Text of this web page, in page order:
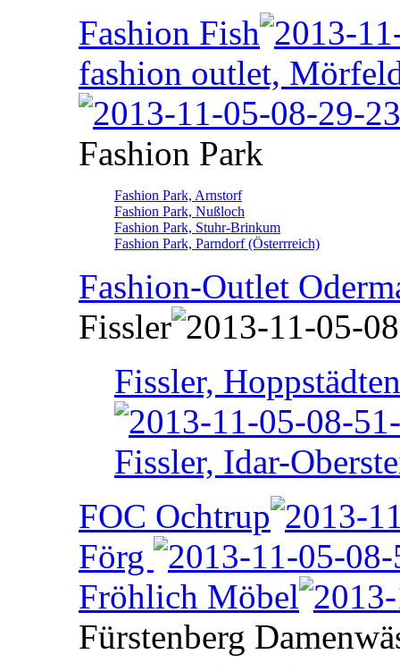
Fashion Fish
fashion outlet,
Fashion Park
Fashion Park, Arnstorf
Fashion Park, Nußloch
Fashion Park, Stuhr-Brinkum
Fashion Park, Parndorf (Österrreich)
Fashion-Outlet
Fissler
Fissler,
Fissler, Idar-
FOC Ochtrup
Förg
Fröhlich Möbel
Fürstenberg